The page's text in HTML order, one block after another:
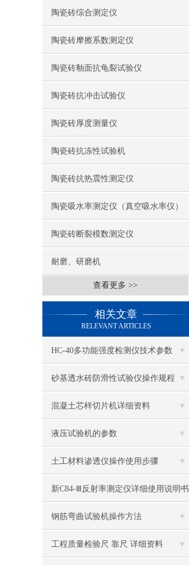
陶瓷砖综合测定仪
陶瓷砖摩擦系数测定仪
陶瓷砖釉面抗龟裂试验仪
陶瓷砖抗冲击试验仪
陶瓷砖厚度测量仪
陶瓷砖抗冻性试验机
陶瓷砖抗热震性测定仪
陶瓷吸水率测定仪（真空吸水率仪）
陶瓷砖断裂模数测定仪
耐磨、研磨机
查看更多 >>
相关文章
RELEVANT ARTICLES
HC-40多功能强度检测仪技术参数
砂基透水砖防滑性试验仪操作规程
混凝土芯样切片机详细资料
液压试验机的参数
土工材料渗透仪操作使用步骤
新C84-Ⅲ反射率测定仪详细使用说明书
钢筋弯曲试验机操作方法
工程质量检验尺 靠尺 详细资料